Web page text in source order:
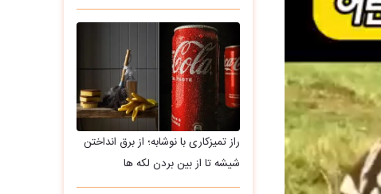
راز تمیزکاری با نوشابه؛ از برق انداختن
شیشه تا از بین بردن لکه ها